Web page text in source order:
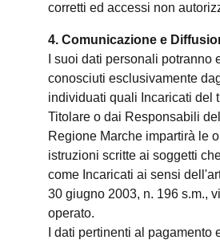
corretti ed accessi non
4. Comunicazione e
I suoi dati personali potranno
conosciuti esclusivamente
individuati quali Incaricati del
Titolare o dai Responsabili
Regione Marche impartirà le
istruzioni scritte ai soggetti
come Incaricati ai sensi
30 giugno 2003, n. 196 s.m.,
operato.
I dati pertinenti al pagamento